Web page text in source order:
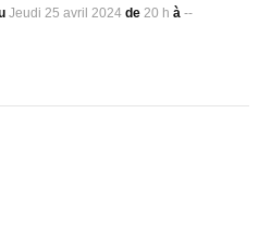
Jeudi 25 avril 2024 de 20 h à --